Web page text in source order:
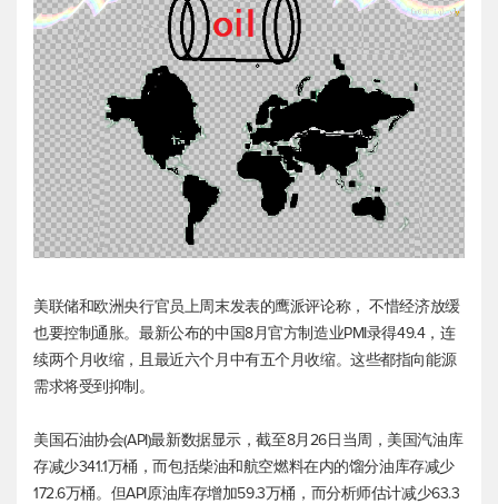
美联储和欧洲央行官员上周末发表的鹰派评论称， 不惜经济放缓
也要控制通胀。最新公布的中国8月官方制造业PMI录得49.4，连
续两个月收缩，且最近六个月中有五个月收缩。这些都指向能源
需求将受到抑制。
美国石油协会(API)最新数据显示，截至8月26日当周，美国汽油库
存减少341.1万桶，而包括柴油和航空燃料在内的馏分油库存减少
172.6万桶。但API原油库存增加59.3万桶，而分析师估计减少63.3